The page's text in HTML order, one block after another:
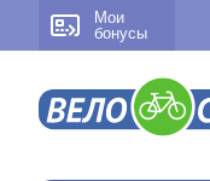
Мои
бонусы